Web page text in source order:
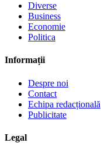
Diverse
Business
Economie
Politica
Informații
Despre noi
Contact
Echipa redacțională
Publicitate
Legal